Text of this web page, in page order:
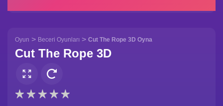
Oyun > Beceri Oyunları > Cut The Rope 3D Oyna
Cut The Rope 3D